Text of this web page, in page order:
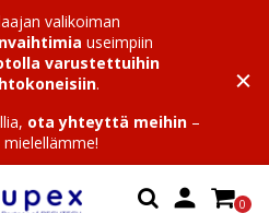
valikoiman
useimpiin
varustettuihin
.
ota yhteyttä meihin–
 0